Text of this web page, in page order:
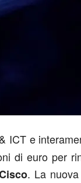
ICT e
di euro per
. La